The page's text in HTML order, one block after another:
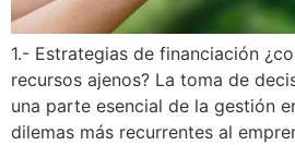
1.- Estrategias de financiación
recursos ajenos? La toma de
una parte esencial de la gestión
dilemas más recurrentes al